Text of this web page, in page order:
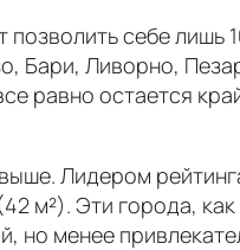
себе лишь
Бари, Ливорно,
равно остается
Лидером
м²). Эти города,
но менее